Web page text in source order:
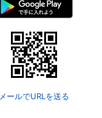
メールでURLを送る